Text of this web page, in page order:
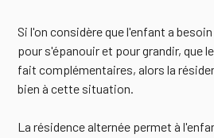
Si l'on considère que l'enfant a
pour s'épanouir et pour grandir, que
fait complémentaires, alors la
bien à cette situation.
La résidence alternée permet à